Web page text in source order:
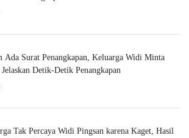
Ada Surat Penangkapan, Keluarga Widi Minta
Detik-Detik Penangkapan
Tak Percaya Widi Pingsan karena Kaget, Hasil